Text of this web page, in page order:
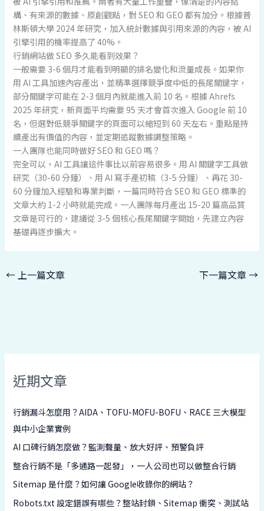
構、有來源的數據、原創觀點，對 SEO 和 GEO 都有加分。根據普
林斯頓大學 2024 年研究，加入統計數據與引用來源的內容，被 AI
引擎引用的機率提高了 40%。
行銷網站做 SEO 多久能看到效果？
一般需要 3-6 個月才能看到明顯的排名變化和流量成長。如果你
用 AI 工具加速內容產出，並精準選擇競爭度中低的長尾關鍵字，
部分關鍵字可能在 2-3 個月內就能進入前 10 名。根據 Ahrefs
2025 年研究，新頁面平均需要 95 天才會首次進入 Google 前 10
名，但選對低競爭關鍵字的頁面可以縮短到 60 天左右。重點是持
續產出有價值的內容，並定期追蹤數據調整策略。
一人團隊也能同時做好 SEO 和 GEO 嗎？
完全可以，AI 工具讓這件事比以前容易很多。用 AI 關鍵字工具做
研究（30-60 分鐘）、用 AI 寫手產初稿（3-5 分鐘）、再花 30-
60 分鐘加入經驗和專業判斷，一篇同時符合 SEO 和 GEO 標準的
文章大約 1-2 小時就能完成。一人團隊每月產出 15-20 篇高品質
文章是可行的，建議從 3-5 個核心長尾關鍵字開始，先建立內容
基礎再逐步擴大。
←上一篇文章 下一篇文章→
近期文章
行銷漏斗怎麼用？AIDA、TOFU-MOFU-BOFU、RACE 三大模型
與中小企業實例
AI 口碑行銷怎麼做？監測聲量、放大好評、預警負評
整合行銷不是「多通路一起發」，一人公司也可以做整合行銷
Sitemap 是什麼？如何讓 Google收錄你的網站？
Robots.txt 設定錯誤有哪些？整站封鎖、Sitemap 衝突、測試站